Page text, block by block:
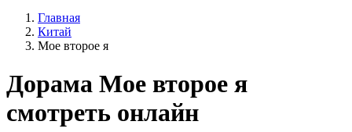
Главная
Китай
Мое второе я
Дорама Мое второе я
смотреть онлайн